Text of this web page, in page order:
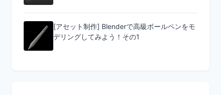
[アセット制作] Blenderで高級ボールペンをモ
デリングしてみよう！その1